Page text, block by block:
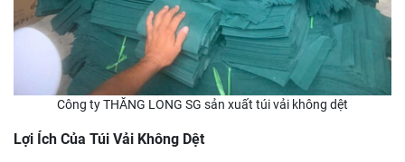
Công ty THĂNG LONG SG sản xuất túi vải không dệt
Lợi Ích Của Túi Vải Không Dệt